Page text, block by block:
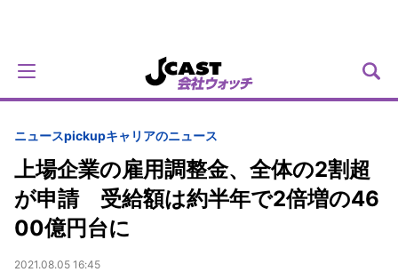
ニュースpickupキャリアのニュース
上場企業の雇用調整金、全体の2割超
が申請 受給額は約半年で2倍増の46
00億円台に
2021.08.05 16:45